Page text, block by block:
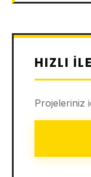
HIZLI
Projeleriniz